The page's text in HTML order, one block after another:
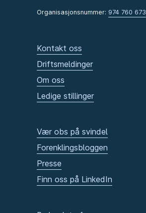
Organisasjonsnummer: 974 760 673
Kontakt oss
Driftsmeldinger
Om oss
Ledige stillinger
Vær obs på svindel
Forenklingsbloggen
Presse
Finn oss på LinkedIn